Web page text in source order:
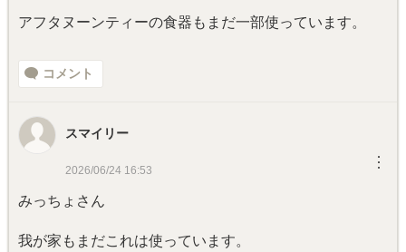
アフタヌーンティーの食器もまだ一部使っています。
コメント
スマイリー
2026/06/24 16:53 ︙
みっちょさん
我が家もまだこれは使っています。